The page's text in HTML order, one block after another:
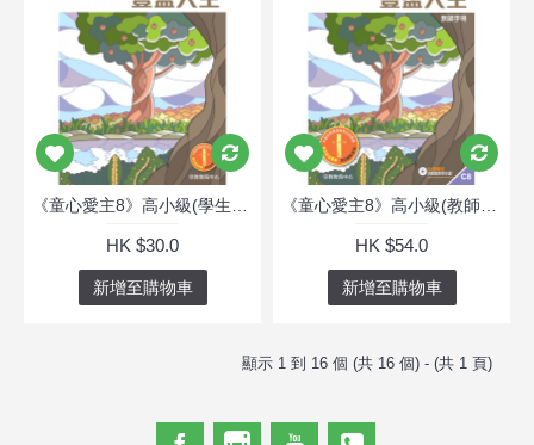
HK $30.0
新增至購物車
HK $54.0
新增至購物車
顯示 1 到 16 個 (共 16 個) - (共 1 頁)